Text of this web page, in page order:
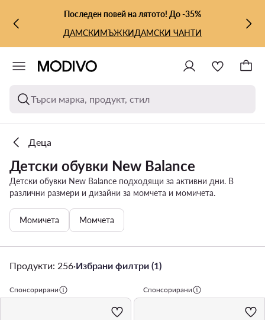
КЪМ ОСНОВНОТО СЪДЪРЖАНИЕ
КЪМ ТЪРСЕНЕПоследен повей на лятото! До -35%
ДАМСКИМЪЖКИДАМСКИ ЧАНТИ
Търси марка, продукт, стил
Деца
Детски обувки New Balance
Детски обувки New Balance подходящи за активни дни. В
различни размери и дизайни за момчета и момичета.
Момичета Момчета
Продукти: 256·Избрани филтри (1)
Спонсорирани Спонсорирани